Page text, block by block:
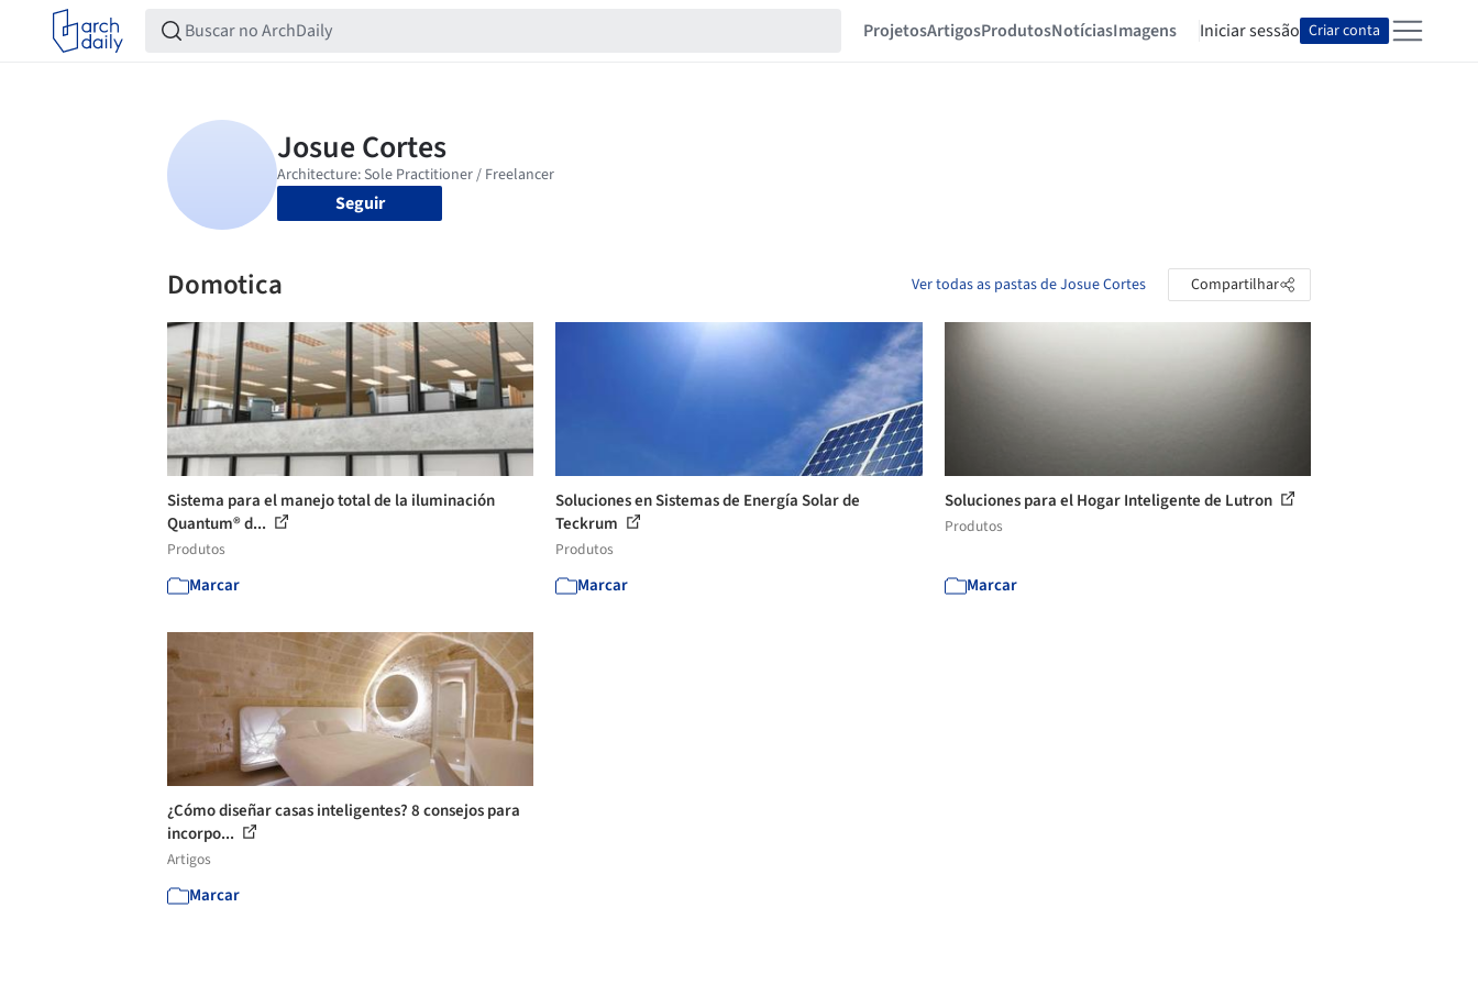
ProjetosArtigosProdutosNotíciasImagens Iniciar sessão Criar conta
Seguir
Domotica Ver todas as pastas de Josue Cortes Compartilhar
Sistema para el manejo total de la iluminación
Quantum® d...
Produtos
Marcar
Soluciones en Sistemas de Energía Solar de
Teckrum
Produtos
Marcar
Soluciones para el Hogar Inteligente de Lutron
Produtos
Marcar
¿Cómo diseñar casas inteligentes? 8 consejos para
incorpo...
Artigos
Marcar